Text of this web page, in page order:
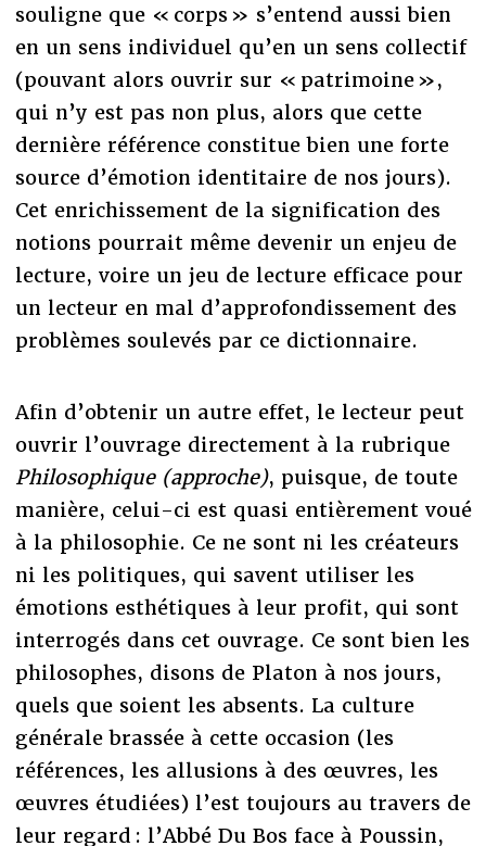
souligne que « corps » s’entend aussi bien
en un sens individuel qu’en un sens collectif
(pouvant alors ouvrir sur « patrimoine »,
qui n’y est pas non plus, alors que cette
dernière référence constitue bien une forte
source d’émotion identitaire de nos jours).
Cet enrichissement de la signification des
notions pourrait même devenir un enjeu de
lecture, voire un jeu de lecture efficace pour
un lecteur en mal d’approfondissement des
problèmes soulevés par ce dictionnaire.
Afin d’obtenir un autre effet, le lecteur peut
ouvrir l’ouvrage directement à la rubrique
Philosophique (approche), puisque, de toute
manière, celui-ci est quasi entièrement voué
à la philosophie. Ce ne sont ni les créateurs
ni les politiques, qui savent utiliser les
émotions esthétiques à leur profit, qui sont
interrogés dans cet ouvrage. Ce sont bien les
philosophes, disons de Platon à nos jours,
quels que soient les absents. La culture
générale brassée à cette occasion (les
références, les allusions à des œuvres, les
œuvres étudiées) l’est toujours au travers de
leur regard : l’Abbé Du Bos face à Poussin,